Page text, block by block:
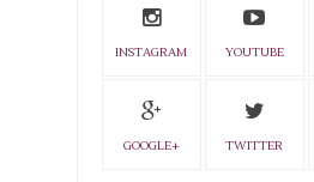
INSTAGRAM YOUTUBE
GOOGLE+ TWITTER